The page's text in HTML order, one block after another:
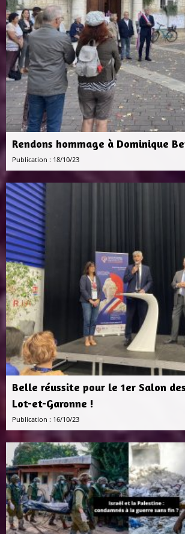
Rendons hommage à Dominique
Publication : 18/10/23
Belle réussite pour le 1er Salon
Lot-et-Garonne !
Publication : 16/10/23